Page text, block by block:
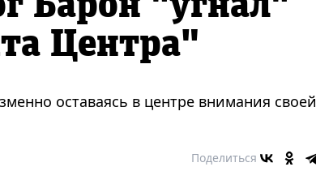
Центра"
оставаясь в центре внимания своей
Поделиться